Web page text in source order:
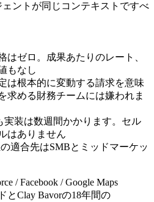
ントが同じコンテキストですべ
はゼロ。成果あたりのレート、
もなし
は根本的に変動する請求を意味
求める財務チームには嫌われま
実装は数週間かかります。セル
はありません
適合先はSMBとミッドマーケッ
/ Facebook / Google Maps
とClay Bavorの18年間の